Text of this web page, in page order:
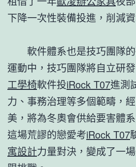
下降一次性裝備投進，削減
軟件體系也是技巧團隊的
運動中，技巧團隊將自立研
工學椅軟件投iRock T07進測
力、事務治理等多個範疇，
美，將為冬奧會供給要害體
這場荒謬的戀愛考iRock T07
寓設計力量對決，變成了一